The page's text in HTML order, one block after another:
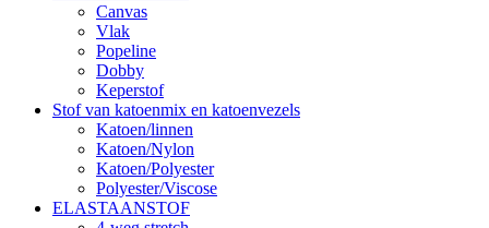
Canvas
Vlak
Popeline
Dobby
Keperstof
Stof van katoenmix en katoenvezels
Katoen/linnen
Katoen/Nylon
Katoen/Polyester
Polyester/Viscose
ELASTAANSTOF